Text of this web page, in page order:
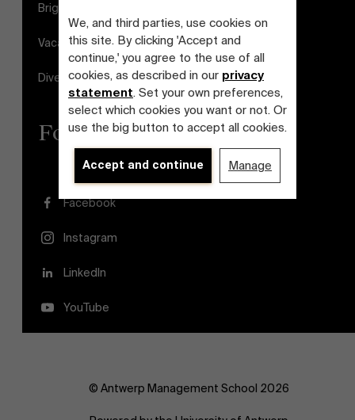
We, and third parties, use cookies on
this site. By clicking 'Accept and
continue,' you agree to the use of all
cookies, as described in our privacy
statement. Set your own preferences,
select which cookies you want or not. Or
use the big button to accept all cookies.
Accept and continue Manage
Brightspace
Vacatures
Diversiteits- en Inclusieplan
Follow us
Facebook
Instagram
LinkedIn
YouTube
© Antwerp Management School 2026